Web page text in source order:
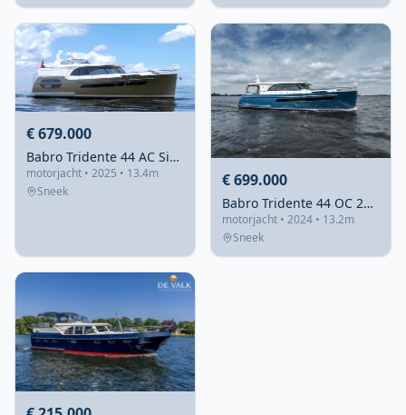
€ 679.000
Babro Tridente 44 AC Signature 2025 – Royaal familiejacht
motorjacht • 2025 • 13.4m
Sneek
€ 699.000
Babro Tridente 44 OC 2024 – salon en kuip op één niveau
motorjacht • 2024 • 13.2m
Sneek